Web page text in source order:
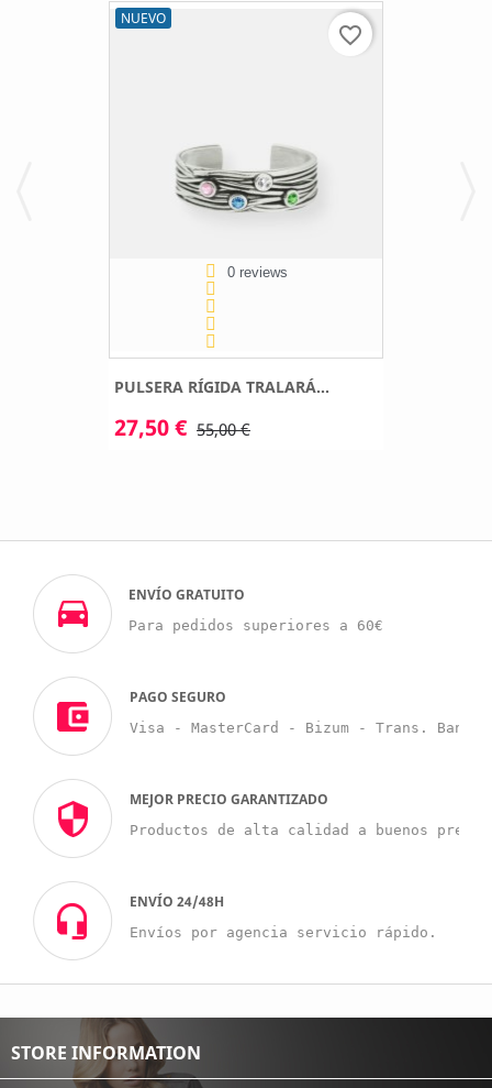
NUEVO
0 reviews
PULSERA RÍGIDA TRALARÁ...
27,50 € 55,00 €
favorite_border
ENVÍO GRATUITO
Para pedidos superiores a 60€
PAGO SEGURO
Visa - MasterCard - Bizum - Trans.
MEJOR PRECIO GARANTIZADO
Productos de alta calidad a buenos
ENVÍO 24/48H
Envíos por agencia servicio rápido.
STORE INFORMATION